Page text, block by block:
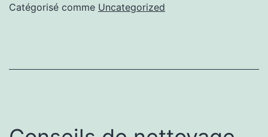
Catégorisé comme Uncategorized